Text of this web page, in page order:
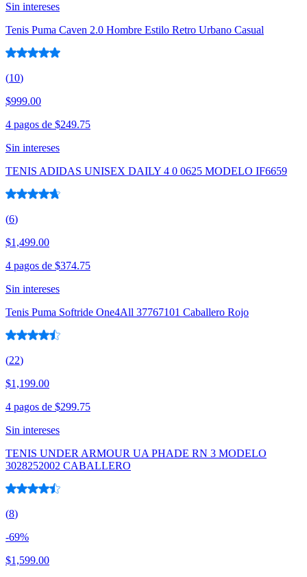
Sin intereses
Tenis Puma Caven 2.0 Hombre Estilo Retro Urbano Casual
(10)
$999.00
4 pagos de $249.75
Sin intereses
TENIS ADIDAS UNISEX DAILY 4 0 0625 MODELO IF6659
(6)
$1,499.00
4 pagos de $374.75
Sin intereses
Tenis Puma Softride One4All 37767101 Caballero Rojo
(22)
$1,199.00
4 pagos de $299.75
Sin intereses
TENIS UNDER ARMOUR UA PHADE RN 3 MODELO
3028252002 CABALLERO
(8)
-69%
$1,599.00